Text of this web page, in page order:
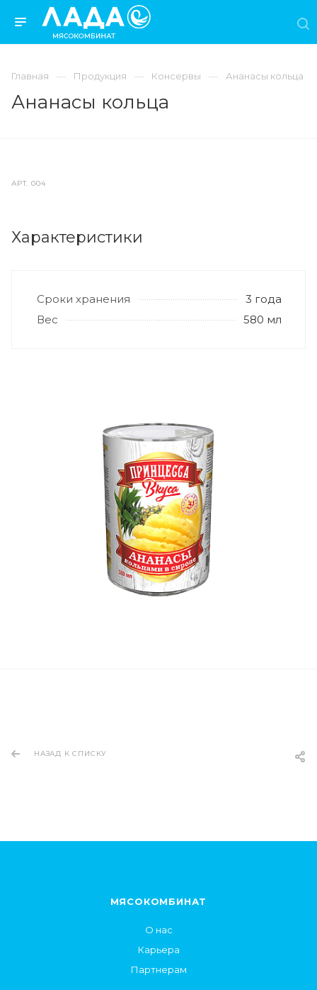
Главная Продукция Консервы Ананасы кольца
Ананасы кольца
АРТ.004
Характеристики
Сроки хранения
3 года
Вес
580 мл
НАЗАД К СПИСКУ
МЯСОКОМБИНАТ
О нас
Карьера
Партнерам